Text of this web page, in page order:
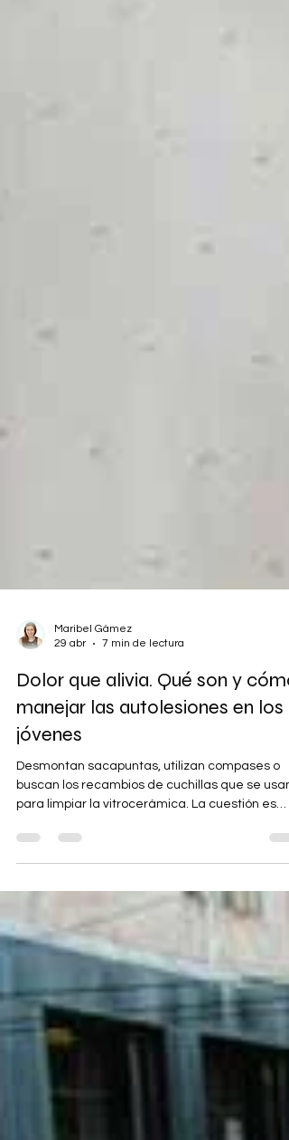
Maribel Gámez
29 abr
7 min de lectura
Dolor que alivia. Qué son y cómo
manejar las autolesiones en los
jóvenes
Desmontan sacapuntas, utilizan compases o
encontrar algo afilado, pequeño y manejable
con lo que hacerse daño. Hacerse daño a uno
mismo, las llamadas autolesiones, están cada
vez más presentes en el mundo adolescente.
Los padres, siempre alerta a cualquier peligro
que aceche a sus hijos, se quedan desolados
darse cuenta de que este es su propio
Que esté solo en su cuarto no